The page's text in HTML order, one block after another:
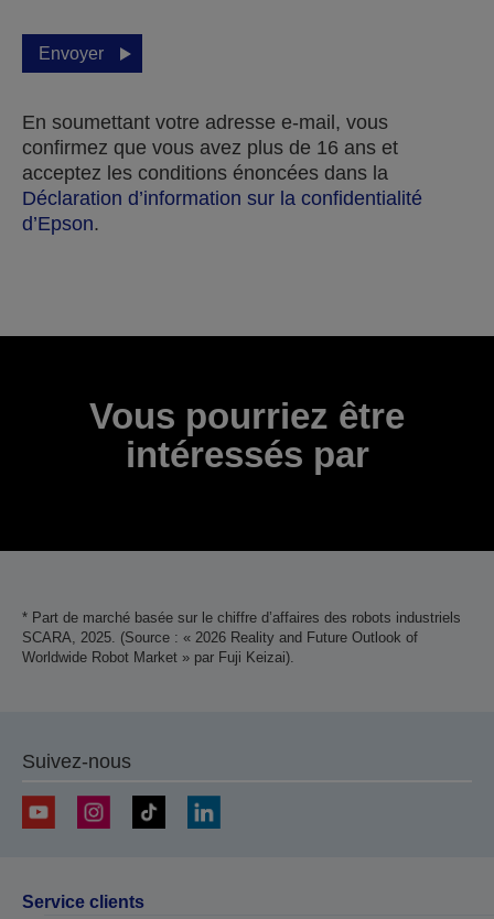
Envoyer
En soumettant votre adresse e-mail, vous
confirmez que vous avez plus de 16 ans et
acceptez les conditions énoncées dans la
Déclaration d’information sur la confidentialité
d’Epson.
Merci pour votre soumission.
ouvrables.
Vous pourriez être
intéressés par
* Part de marché basée sur le chiffre d’affaires des robots industriels
SCARA, 2025. (Source : « 2026 Reality and Future Outlook of
Worldwide Robot Market » par Fuji Keizai).
Suivez-nous
Service clients